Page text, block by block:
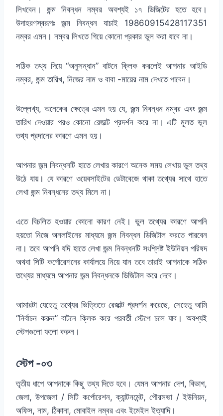
লিখবেন। জন্ম নিবন্ধন নম্বর অবশ্যই ১৭ ডিজিটের হতে হবে।
উদাহরণস্বরূপঃ জন্ম নিবন্ধন যাচাই 19860915428117351
নম্বর এমন। নম্বর লিখতে গিয়ে কোনো প্রকার ভুল করা যাবে না।
সঠিক তথ্য দিয়ে “অনুসন্ধান” বাটনে ক্লিক করলেই আপনার আইডি
নম্বর, জন্ম তারিখ, নিজের নাম ও বাবা -মায়ের নাম দেখতে পাবেন।
উল্লেখ্য, অনেকের ক্ষেত্রে এমন হয় যে, জন্ম নিবন্ধন নম্বর এবং জন্ম
তারিখ দেওয়ার পরও কোনো রেজাল্ট প্রদর্শন করে না। এটি মূলত ভূল
তথ্য প্রদানের কারণে এমন হয়।
আপনার জন্ম নিবন্ধনটি হাতে লেখার কারণে অনেক সময় লেখায় ভুল তথ্য
উঠে যায়। যে কারণে ওয়েবসাইটের ডেটাবেজে থাকা তথ্যের সাথে হাতে
লেখা জন্ম নিবন্ধনের তথ্য মিলে না।
এতে বিচলিত হওয়ার কোনো কারণ নেই। ভুল তথ্যের কারণে আপনি
হয়তো নিজে অনলাইনের মাধ্যমে জন্ম নিবন্ধন ডিজিটাল করতে পারবেন
না। তবে আপনি যদি হাতে লেখা জন্ম নিবন্ধনটি সংশ্লিষ্ট ইউনিয়ন পরিষদ
অথবা সিটি কর্পোরেশনের কার্যালয়ে নিয়ে যান তবে তারাই আপনাকে সঠিক
তথ্যের মাধ্যমে আপনার জন্ম নিবন্ধনকে ডিজিটাল করে দেবে।
আমারটা যেহেতু তথ্যের ভিত্তিতে রেজাল্ট প্রদর্শন করেছে, সেহেতু আমি
“নির্বাচন করুন” বাটনে ক্লিক করে পরবর্তী স্টেপে চলে যাব। অবশ্যই
স্টেপগুলো ফলো করুন।
স্টেপ -০৩
তৃতীয় ধাপে আপনাকে কিছু তথ্য দিতে হবে। যেমন আপনার দেশ, বিভাগ,
জেলা, উপজেলা / সিটি কর্পোরেশন, ক্যান্টনমেন্ট, পৌরসভা / ইউনিয়ন,
অফিস, নাম, ঠিকানা, মোবাইল নম্বর এবং ইমেইল ইত্যাদি।